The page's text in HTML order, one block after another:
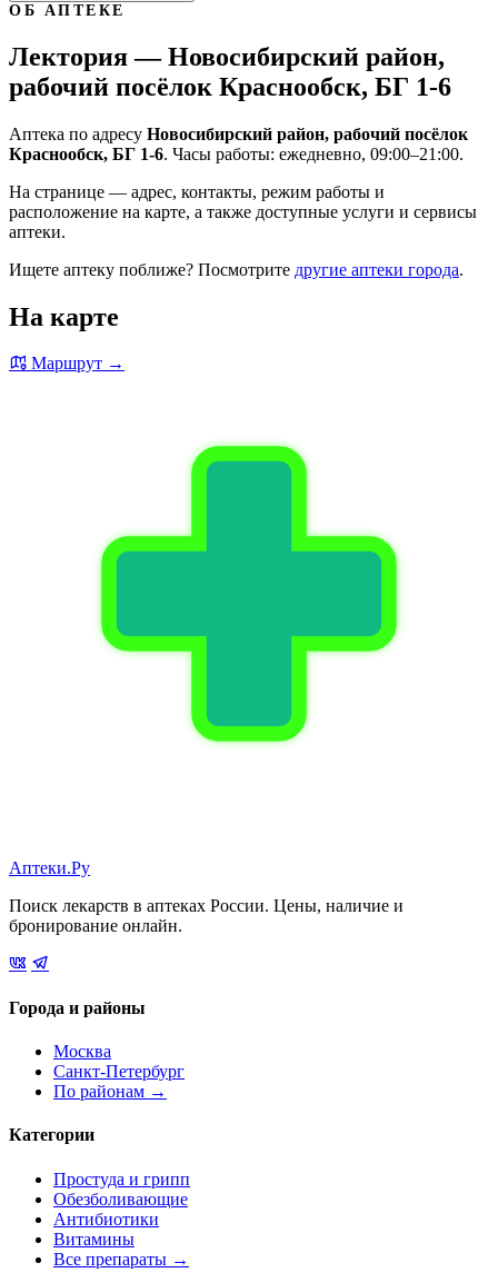
ОБ АПТЕКЕ
Лектория — Новосибирский район,
рабочий посёлок Краснообск, БГ 1-6
Аптека по адресу Новосибирский район, рабочий посёлок
Краснообск, БГ 1-6. Часы работы: ежедневно, 09:00–21:00.
На странице — адрес, контакты, режим работы и
расположение на карте, а также доступные услуги и сервисы
аптеки.
Ищете аптеку поближе? Посмотрите другие аптеки города.
На карте
Маршрут →
Аптеки.Ру
Поиск лекарств в аптеках России. Цены, наличие и
бронирование онлайн.
Города и районы
Москва
Санкт-Петербург
По районам →
Категории
Простуда и грипп
Обезболивающие
Антибиотики
Витамины
Все препараты →